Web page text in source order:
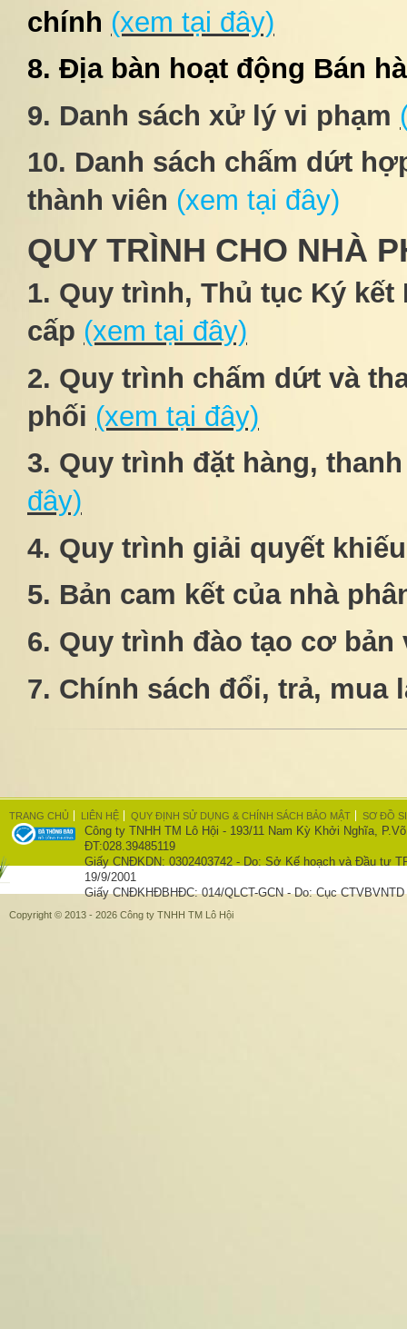
chính (xem tại đây)
8. Địa bàn hoạt động Bán
9. Danh sách xử lý vi phạm
10. Danh sách chấm dứt
thành viên (xem tại đây)
QUY TRÌNH CHO NHÀ
1. Quy trình, Thủ tục Ký
cấp (xem tại đây)
2. Quy trình chấm dứt và
phối (xem tại đây)
3. Quy trình đặt hàng,
đây)
4. Quy trình giải quyết
5. Bản cam kết của nhà
6. Quy trình đào tạo cơ
7. Chính sách đổi, trả, mua
TRANG CHỦ LIÊN HỆ QUY ĐỊNH SỬ DỤNG & CHÍNH SÁCH BẢO MẬT SƠ ĐỒ
Công ty TNHH TM Lô Hội - 193/11 Nam Kỳ Khởi Nghĩa,
ĐT:028.39485119
Giấy CNĐKDN: 0302403742 - Do: Sở Kế hoạch và Đầu tư
19/9/2001
Giấy CNĐKHĐBHĐC: 014/QLCT-GCN - Do: Cục
Copyright © 2013 - 2026 Công ty TNHH TM Lô Hội